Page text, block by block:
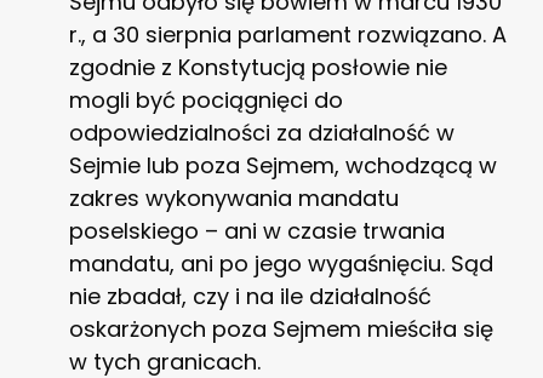
r., a 30 sierpnia parlament rozwiązano. A
zgodnie z Konstytucją posłowie nie
mogli być pociągnięci do
odpowiedzialności za działalność w
Sejmie lub poza Sejmem, wchodzącą w
zakres wykonywania mandatu
poselskiego – ani w czasie trwania
mandatu, ani po jego wygaśnięciu. Sąd
nie zbadał, czy i na ile działalność
oskarżonych poza Sejmem mieściła się
w tych granicach.